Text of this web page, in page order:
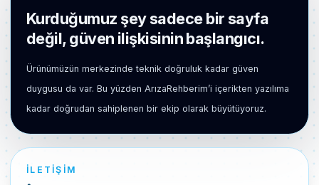
Kurduğumuz şey sadece bir sayfa
değil, güven ilişkisinin başlangıcı.
Ürünümüzün merkezinde teknik doğruluk kadar güven
duygusu da var. Bu yüzden ArızaRehberim’i içerikten yazılıma
kadar doğrudan sahiplenen bir ekip olarak büyütüyoruz.
İLETIŞIM